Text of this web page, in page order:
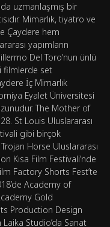
uzmanlaşmış bir
Mimarlık, tiyatro ve
Çaydere hem
yapımların
Del Toro’nun ünlü
filmlerde set
İç Mimarlık
Eyalet Üniversitesi
The Mother of
St Louis Uluslararası
gibi birçok
Horse Uluslararası
Kısa Film Festivali’nde
Factory Shorts Fest’te
Academy of
Gold
Production Design
Studio’da Sanat